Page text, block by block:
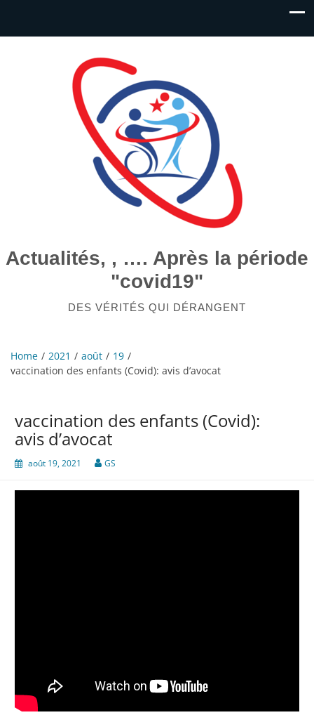
Actualités, , …. Après la période
"covid19"
DES VÉRITÉS QUI DÉRANGENT
Home 2021 août
19
vaccination des enfants (Covid): avis d’avocat
vaccination des enfants (Covid):
avis d’avocat
août 19, 2021 GS